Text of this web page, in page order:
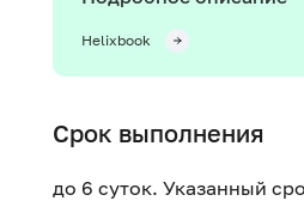
Helixbook
Срок выполнения
до 6 суток. Указанный